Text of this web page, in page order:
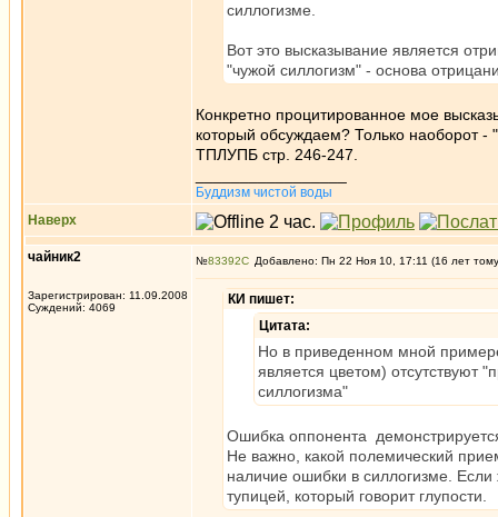
силлогизме.
Вот это высказывание является
"чужой силлогизм" - основа
Конкретно процитированное мое
который обсуждаем? Только наоборот -
ТПЛУПБ стр. 246-247.
Буддизм чистой воды
Наверх
чайник2
Зарегистрирован: 11.09.2008
Суждений: 4069
№83392 Добавлено: Пн 22 Ноя 10, 17:11 (16 лет
КИ пишет:
Цитата:
Но в приведенном мной
является цветом) отсутствуют
силлогизма"
Ошибка оппонента
Не важно, какой полемический
наличие ошибки в силлогизме.
тупицей, который говорит глупости.